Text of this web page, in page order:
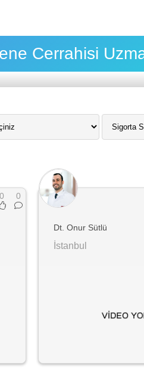
Cerrahisi
0 0
Dt. Onur Sütlü
İstanbul